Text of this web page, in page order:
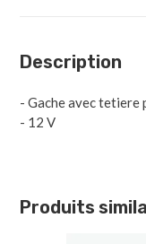
Description
- Gache avec tetiere
- 12 V
Produits